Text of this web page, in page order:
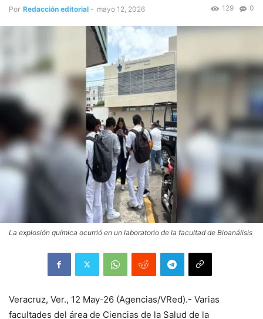
Por Redacción editorial - mayo 12, 2026 0
129
La explosión química ocurrió en un laboratorio de la facultad de Bioanálisis
Veracruz, Ver., 12 May-26 (Agencias/VRed).- Varias
facultades del área de Ciencias de la Salud de la